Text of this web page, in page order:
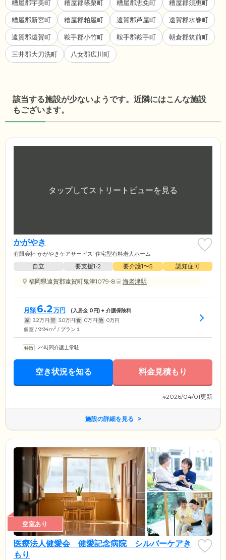
糟屋郡宇美町 糟屋郡篠栗町 糟屋郡志免町 糟屋郡須惠町
糟屋郡新宮町 糟屋郡粕屋町 遠賀郡芦屋町 遠賀郡水巻町
遠賀郡遠賀町 鞍手郡小竹町 鞍手郡鞍手町 朝倉郡筑前町
三井郡大刀洗町 八女郡広川町
該当する施設が少ないようです。近隣にはこんな施設
もございます。
かがやき
有限会社 かがやきケアサービス 住宅型有料老人ホーム
自立 要支援1•2 要介護1〜5
認知症可
福岡県遠賀郡遠賀町鬼津1079-8
海老津駅
月額 6.2 万円 (入居金 0円) + 介護保険料
家 3.2万円 管 3.0万円 食 0万円 他 0万円
個室 / 9.94m2 / プラン１
24時間介護士常駐
空き状況を知る 料金見積もり
※2026/04/01更新
施設の詳細を見る
空室あり
医療法人健愛会 健愛記念病院 シルバーケアき
もり